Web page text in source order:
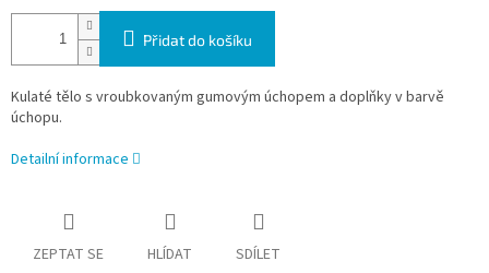
Přidat do košíku
Kulaté tělo s vroubkovaným gumovým úchopem a doplňky v barvě
úchopu.
Detailní informace
ZEPTAT SE HLÍDAT SDÍLET